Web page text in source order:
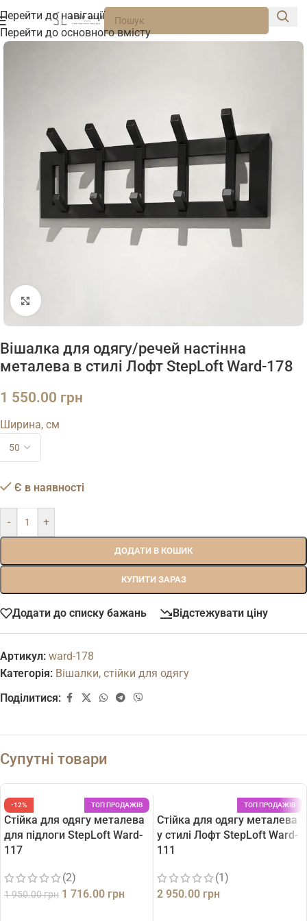
Перейти до навігації
Перейти до основного вмісту
Натисніть, щоб збільшити
Вішалка для одягу/речей настінна
металева в стилі Лофт StepLoft Ward-178
1 550.00 грн
Ширина, см
Є в наявності
- +
ДОДАТИ В КОШИК
КУПИТИ ЗАРАЗ
Додати до списку бажань Відстежувати ціну
Артикул: ward-178
Категорія: Вішалки, стійки для одягу
Поділитися:
Супутні товари
-12% ТОП ПРОДАЖІВ
Стійка для одягу металева
для підлоги StepLoft Ward-
117
(2)
1 950.00грн 1 716.00 грн
ТОП ПРОДАЖІВ
Стійка для одягу металева
у стилі Лофт StepLoft Ward-
111
(1)
2 950.00 грн